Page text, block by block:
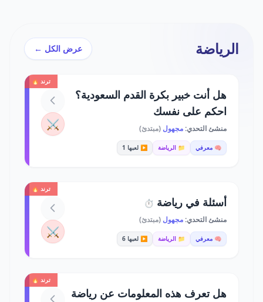
الرياضة عرض الكل ←
ترند 🔥
هل أنت خبير بكرة القدم السعودية؟
احكم على نفسك
منشئ التحدي:مجهول (مبتدئ)
🧠 معرفي 📁 الرياضة ▶️ لعبها 1
⚔️
ترند 🔥
أسئلة في رياضة ⏱️
منشئ التحدي:مجهول (مبتدئ)
🧠 معرفي 📁 الرياضة ▶️ لعبها 6 ⚔️
ترند 🔥
هل تعرف هذه المعلومات عن رياضة